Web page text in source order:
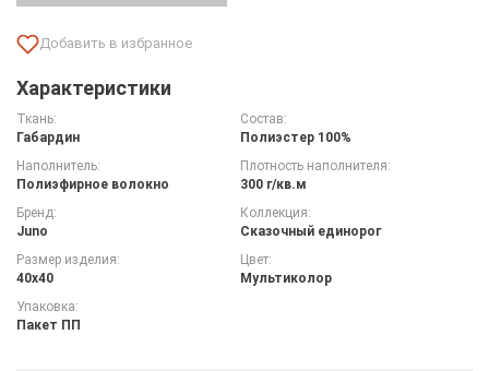
Характеристики
Ткань:
Габардин
Состав:
Полиэстер 100%
Наполнитель:
Полиэфирное волокно
Плотность наполнителя:
300 г/кв.м
Бренд:
Juno
Коллекция:
Сказочный единорог
Размер изделия:
40х40
Цвет:
Мультиколор
Упаковка:
Пакет ПП